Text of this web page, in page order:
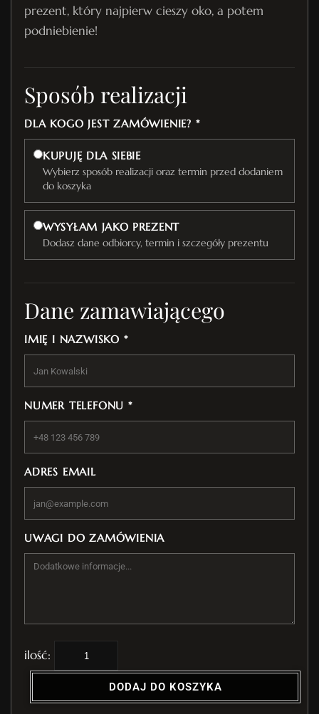
prezent, który najpierw cieszy oko, a potem
podniebienie!
Sposób realizacji
DLA KOGO JEST ZAMÓWIENIE? *
KUPUJĘ DLA SIEBIE
Wybierz sposób realizacji oraz termin przed dodaniem
do koszyka
WYSYŁAM JAKO PREZENT
Dodasz dane odbiorcy, termin i szczegóły prezentu
Dane zamawiającego
IMIĘ I NAZWISKO *
NUMER TELEFONU *
ADRES EMAIL
UWAGI DO ZAMÓWIENIA
l
DODAJ DO KOSZYKA